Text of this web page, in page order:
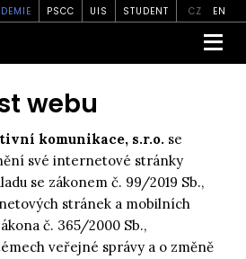
PSCC UIS STUDENT CZ EN
webu
komunikace, s.r.o. se
své internetové stránky
se zákonem č. 99/2019 Sb.,
stránek a mobilních
č. 365/2000 Sb.,
veřejné správy a o změně